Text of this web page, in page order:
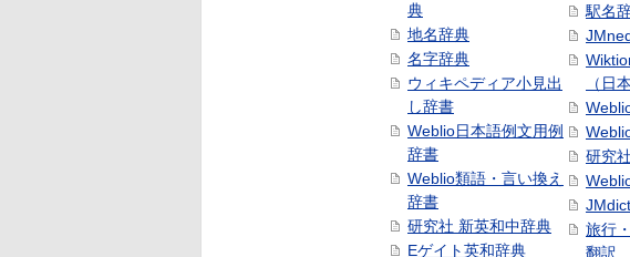
典
地名辞典
名字辞典
ウィキペディア小見出
し辞書
Weblio日本語例文用例
辞書
Weblio類語・言い換え
辞書
研究社 新英和中辞典
Eゲイト英和辞典
駅名
（日
研究
JMdict
旅行
翻訳